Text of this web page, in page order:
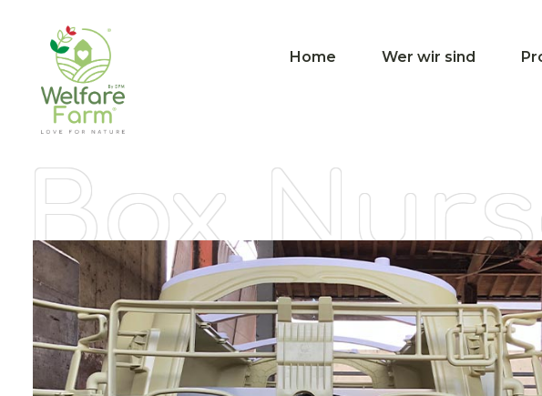
Home Wer wir sind
Telefon (für eine schnelle Kontaktaufnahme)
Für welches Produkt interessieren